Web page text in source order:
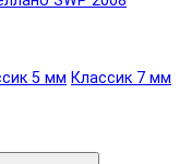
5 мм Классик 7 мм